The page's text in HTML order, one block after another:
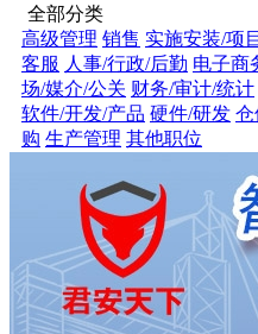
全部分类
高级管理 销售 实施安装/项
客服 人事/行政/后勤 电子商
场/媒介/公关 财务/审计/统计
软件/开发/产品 硬件/研发 仓
购 生产管理 其他职位